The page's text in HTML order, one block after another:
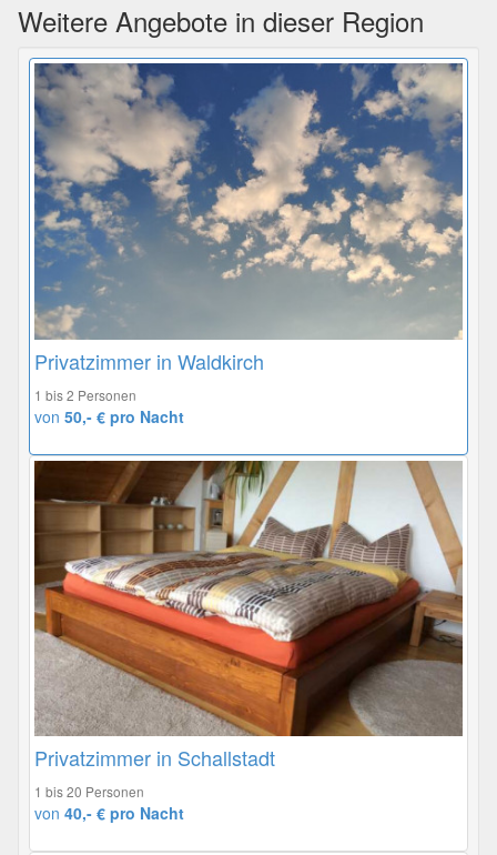
Weitere Angebote in dieser Region
Privatzimmer in Waldkirch
1 bis 2 Personen
von 50,- € pro Nacht
Privatzimmer in Schallstadt
1 bis 20 Personen
von 40,- € pro Nacht